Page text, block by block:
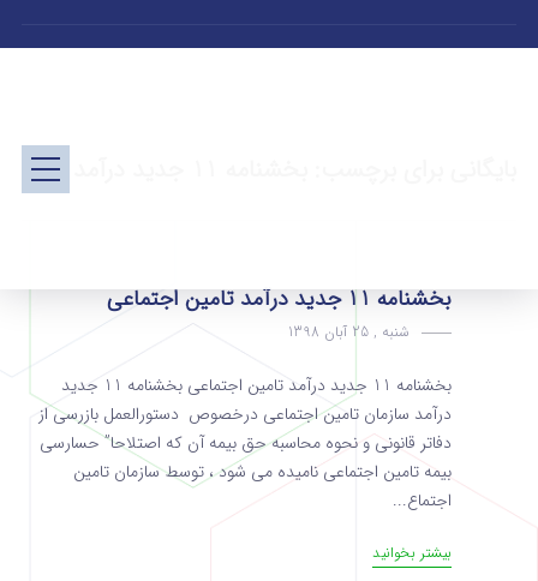
بخشنامه 11 جدید درآمد تامین اجتماعی
شنبه , 25 آبان 1398
بخشنامه 11 جدید درآمد تامین اجتماعی بخشنامه 11 جدید
درآمد سازمان تامین اجتماعی درخصوص دستورالعمل بازرسی از
دفاتر قانونی و نحوه محاسبه حق بیمه آن که اصتلاحا” حسارسی
بیمه تامین اجتماعی نامیده می شود ، توسط سازمان تامین
اجتماع...
بیشتر بخوانید